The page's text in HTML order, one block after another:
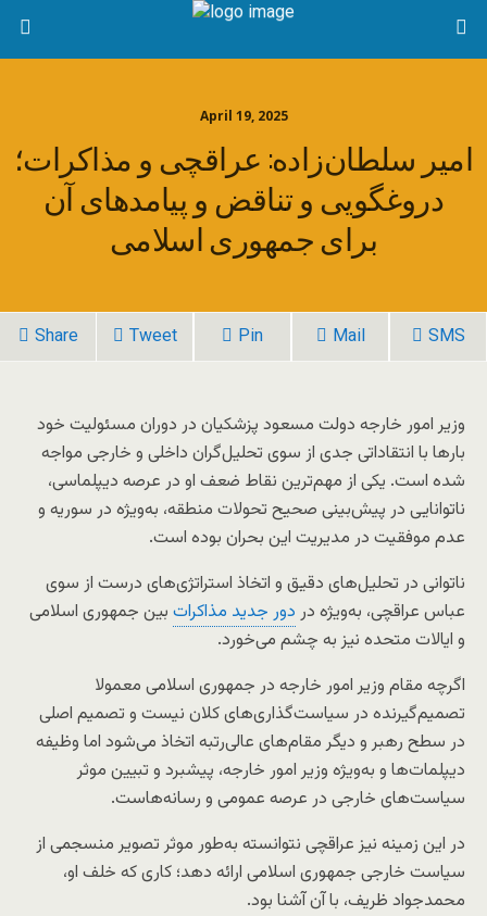
April 19, 2025
امیر سلطان‌زاده: عراقچی و مذاکرات؛
دروغگویی و تناقض و پیامدهای آن
برای جمهوری اسلامی
Share Tweet Pin Mail SMS
وزیر امور خارجه دولت مسعود پزشکیان در دوران مسئولیت خود
بارها با انتقاداتی جدی از سوی تحلیل‌گران داخلی و خارجی مواجه
شده است. یکی از مهم‌ترین نقاط ضعف او در عرصه دیپلماسی،
ناتوانایی در پیش‌بینی صحیح تحولات منطقه‌، به‌ویژه در سوریه و
عدم موفقیت در مدیریت این بحران بوده است.
ناتوانی در تحلیل‌های دقیق و اتخاذ استراتژی‌های درست از سوی
عباس عراقچی، به‌ویژه در دور جدید مذاکرات بین جمهوری اسلامی
و ایالات متحده نیز به چشم می‌خورد.
اگرچه مقام وزیر امور خارجه در جمهوری اسلامی معمولا
تصمیم‌گیرنده در سیاست‌گذاری‌های کلان نیست و تصمیم اصلی
در سطح رهبر و دیگر مقام‌های عالی‌رتبه اتخاذ می‌شود اما وظیفه
دیپلمات‌ها و به‌ویژه وزیر امور خارجه، پیشبرد و تبیین موثر
سیاست‌های خارجی در عرصه عمومی و رسانه‌هاست.
در این زمینه نیز عراقچی نتوانسته به‌طور موثر تصویر منسجمی از
سیاست خارجی جمهوری اسلامی ارائه دهد؛ کاری که خلف او،
محمدجواد ظریف، با آن آشنا بود.